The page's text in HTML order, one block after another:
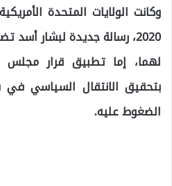
2020، رسالة جديدة لبشار
بتحقيق الانتقال السياسي
الضغوط عليه.